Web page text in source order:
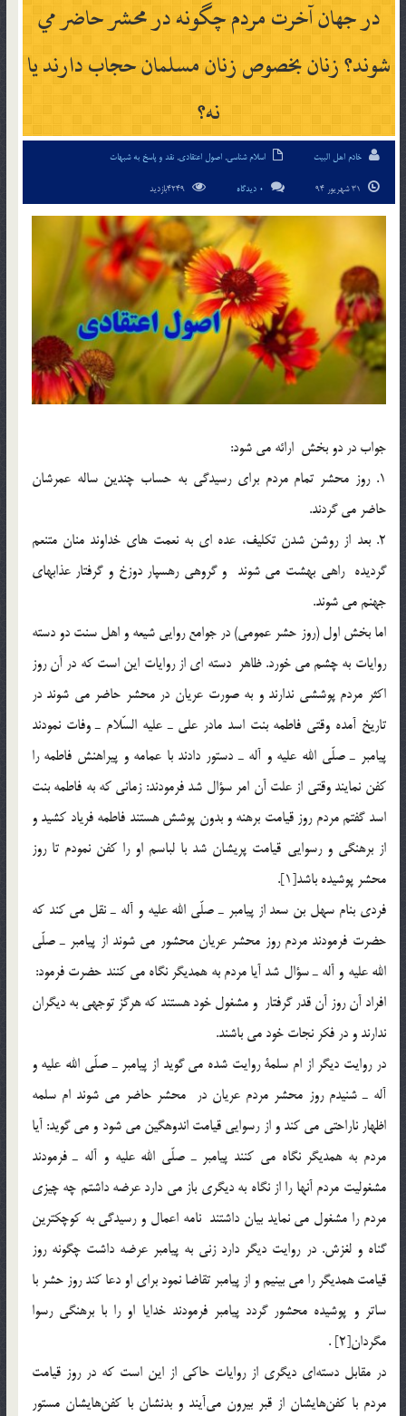
در جهان آخرت مردم چگونه در محشر حاضر مي
شوند؟ زنان بخصوص زنان مسلمان حجاب دارند يا
نه؟
خادم اهل البیت اسلام شناسی, اصول اعتقادی, نقد و پاسخ به شبهات
0 دیدگاه
جواب در دو بخش ارائه مي شود:
1. روز محشر تمام مردم براي رسيدگي به حساب چندين ساله عمرشان
حاضر مي گردند.
2. بعد از روشن شدن تكليف، عده اي به نعمت هاي خداوند منان متنعم
گرديده راهي بهشت مي شوند و گروهي رهسپار دوزخ و گرفتار عذابهاي
جهنم مي شوند.
اما بخش اول (روز حشر عمومي) در جوامع روايي شيعه و اهل سنت دو دسته
روايات به چشم مي خورد. ظاهر دسته اي از روايات اين است كه در آن روز
اكثر مردم پوششي ندارند و به صورت عريان در محشر حاضر مي شوند در
تاريخ آمده وقتي فاطمه بنت اسد مادر علي ـ عليه السّلام ـ وفات نمودند
پيامبر ـ صلّي الله عليه و آله ـ دستور دادند با عمامه و پيراهنش فاطمه را
كفن نمايند وقتي از علت آن امر سؤال شد فرمودند: زماني كه به فاطمه بنت
اسد گفتم مردم روز قيامت برهنه و بدون پوشش هستند فاطمه فرياد كشيد و
از برهنگي و رسوايي قيامت پريشان شد با لباسم او را كفن نمودم تا روز
محشر پوشيده باشد[1].
فردي بنام سهل بن سعد از پيامبر ـ صلّي الله عليه و آله ـ نقل مي كند كه
حضرت فرمودند مردم روز محشر عريان محشور مي شوند از پيامبر ـ صلّي
الله عليه و آله ـ سؤال شد آيا مردم به همديگر نگاه مي كنند حضرت فرمود:
افراد آن روز آن قدر گرفتار و مشغول خود هستند كه هرگز توجهي به ديگران
ندارند و در فكر نجات خود مي باشند.
در روايت ديگر از ام سلمة روايت شده مي گويد از پيامبر ـ صلّي الله عليه و
آله ـ شنيدم روز محشر مردم عريان در محشر حاضر مي شوند ام سلمه
اظهار ناراحتي مي كند و از رسوايي قيامت اندوهگين مي شود و مي گويد: آيا
مردم به همديگر نگاه مي كنند پيامبر ـ صلّي الله عليه و آله ـ فرمودند
مشغوليت مردم آنها را از نگاه به ديگري باز مي دارد عرضه داشتم چه چيزي
مردم را مشغول مي نمايد بيان داشتند نامه اعمال و رسيدگي به كوچكترين
گناه و لغزش. در روايت ديگر دارد زني به پيامبر عرضه داشت چگونه روز
قيامت همديگر را مي بينيم و از پيامبر تقاضا نمود براي او دعا كند روز حشر با
ساتر و پوشيده محشور گردد پيامبر فرمودند خدايا او را با برهنگي رسوا
مگردان[2] .
در مقابل دسته‌اي ديگري از روايات حاكي از اين است كه در روز قيامت
مردم با كفن‌هايشان از قبر بيرون مي‌آيند و بدنشان با كفن‌هايشان مستور